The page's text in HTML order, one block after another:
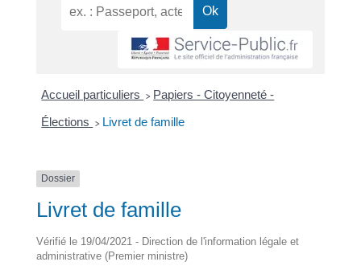
Accueil particuliers > Papiers - Citoyenneté -
Élections > Livret de famille
Dossier
Livret de famille
Vérifié le 19/04/2021 - Direction de l'information légale et
administrative (Premier ministre)